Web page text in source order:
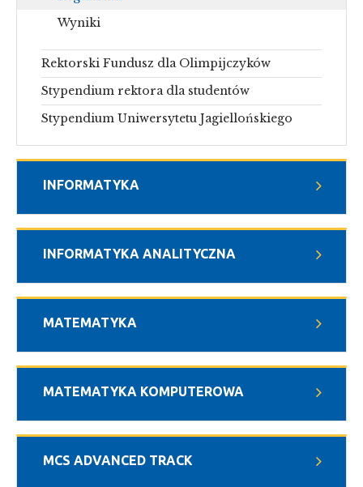
Wyniki
Rektorski Fundusz dla Olimpijczyków
Stypendium rektora dla studentów
Stypendium Uniwersytetu Jagiellońskiego
INFORMATYKA
INFORMATYKA ANALITYCZNA
MATEMATYKA
MATEMATYKA KOMPUTEROWA
MCS ADVANCED TRACK